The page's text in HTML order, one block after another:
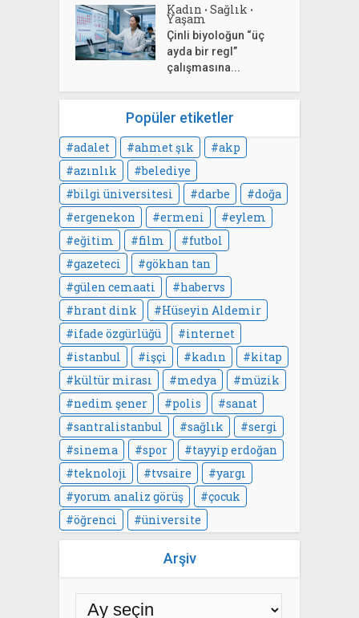
Kadın • Sağlık •
Yaşam
Çinli biyoloğun “üç
ayda bir regl”
çalışmasına...
Popüler etiketler
adalet ahmet şık
akp
azınlık
belediye
bilgi üniversitesi
darbe
doğa
ergenekon
ermeni
eylem
eğitim
film
futbol
gazeteci
gökhan tan
gülen cemaati
habervs
hrant dink
Hüseyin Aldemir
ifade özgürlüğü
internet
istanbul
işçi kadın
kitap
kültür mirası
medya
müzik
nedim şener
polis
sanat
santralistanbul
sağlık
sergi
sinema
spor
tayyip erdoğan
teknoloji
tvsaire
yargı
yorum analiz görüş
çocuk
öğrenci
üniversite
Arşiv